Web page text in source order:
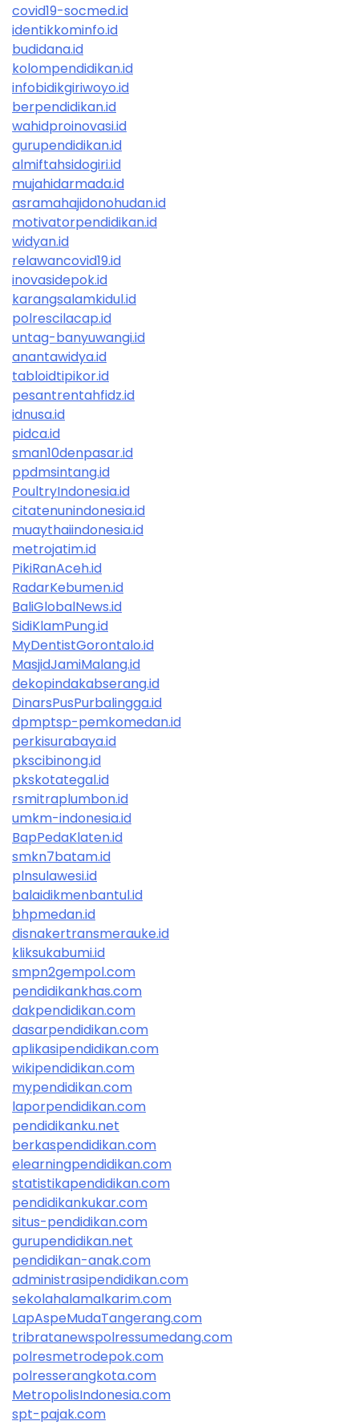
covid19-socmed.id
identikkominfo.id
budidana.id
kolompendidikan.id
infobidikgiriwoyo.id
berpendidikan.id
wahidproinovasi.id
gurupendidikan.id
almiftahsidogiri.id
mujahidarmada.id
asramahajidonohudan.id
motivatorpendidikan.id
widyan.id
relawancovid19.id
inovasidepok.id
karangsalamkidul.id
polrescilacap.id
untag-banyuwangi.id
anantawidya.id
tabloidtipikor.id
pesantrentahfidz.id
idnusa.id
pidca.id
sman10denpasar.id
ppdmsintang.id
PoultryIndonesia.id
citatenunindonesia.id
muaythaiindonesia.id
metrojatim.id
PikiRanAceh.id
RadarKebumen.id
BaliGlobalNews.id
SidiKlamPung.id
MyDentistGorontalo.id
MasjidJamiMalang.id
dekopindakabserang.id
DinarsPusPurbalingga.id
dpmptsp-pemkomedan.id
perkisurabaya.id
pkscibinong.id
pkskotategal.id
rsmitraplumbon.id
umkm-indonesia.id
BapPedaKlaten.id
smkn7batam.id
plnsulawesi.id
balaidikmenbantul.id
bhpmedan.id
disnakertransmerauke.id
kliksukabumi.id
smpn2gempol.com
pendidikankhas.com
dakpendidikan.com
dasarpendidikan.com
aplikasipendidikan.com
wikipendidikan.com
mypendidikan.com
laporpendidikan.com
pendidikanku.net
berkaspendidikan.com
elearningpendidikan.com
statistikapendidikan.com
pendidikankukar.com
situs-pendidikan.com
gurupendidikan.net
pendidikan-anak.com
administrasipendidikan.com
sekolahalamalkarim.com
LapAspeMudaTangerang.com
tribratanewspolressumedang.com
polresmetrodepok.com
polresserangkota.com
MetropolisIndonesia.com
spt-pajak.com